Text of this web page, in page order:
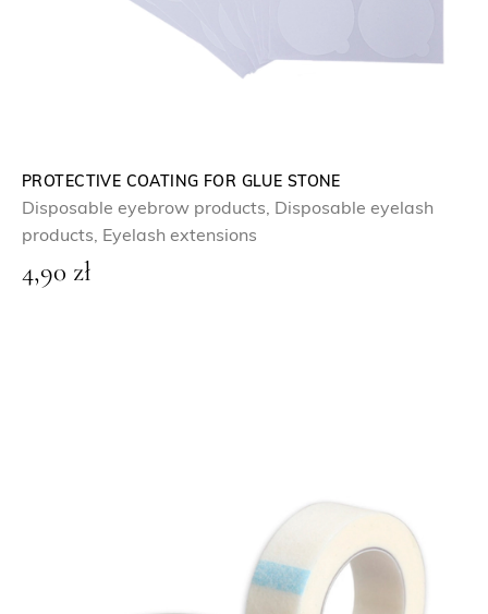
PROTECTIVE COATING FOR GLUE STONE
Disposable eyebrow products, Disposable eyelash
products, Eyelash extensions
4,90 zł